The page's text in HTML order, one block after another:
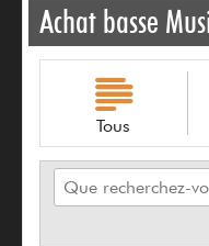
Achat basse
Tous